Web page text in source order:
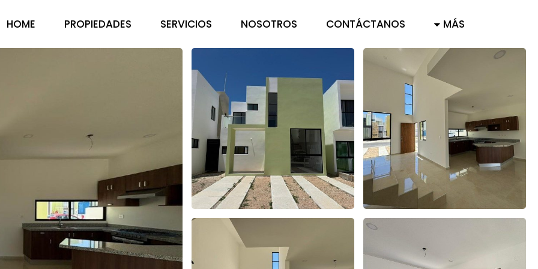
HOME PROPIEDADES SERVICIOS NOSOTROS CONTÁCTANOS MÁS
FAQ
AVISO DE PRIVACIDAD
CARTA DE DERECHOS DEL
CONSUMIDOR